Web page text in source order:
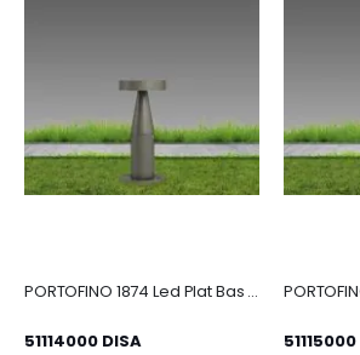
PORTOFINO 1874 Led Plat Bas 4000K graphite
51114000 DISA